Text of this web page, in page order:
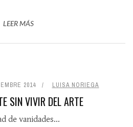
LEER MÁS
2014 LUISA NORIEGA
SIN VIVIR DEL ARTE
de vanidades...